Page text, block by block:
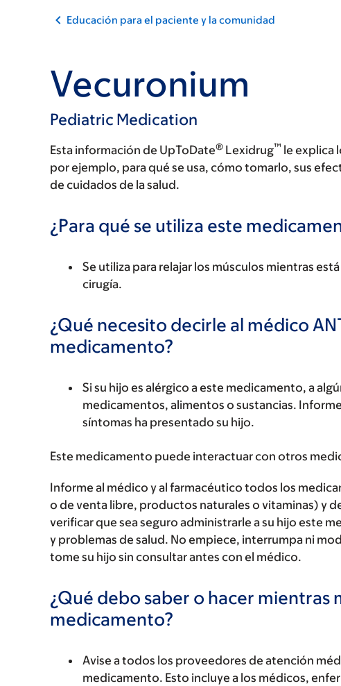
Educación para el paciente y la comunidad
Vecuronium
Pediatric Medication
Esta información de UpToDate® Lexidrug™ le explica
por ejemplo, para qué se usa, cómo tomarlo, sus
de cuidados de la salud.
¿Para qué se utiliza este
Se utiliza para relajar los músculos mientras
cirugía.
¿Qué necesito decirle al médico
medicamento?
Si su hijo es alérgico a este medicamento, a
medicamentos, alimentos o sustancias.
síntomas ha presentado su hijo.
Este medicamento puede interactuar con otros
Informe al médico y al farmacéutico todos los
o de venta libre, productos naturales o vitaminas) y
verificar que sea seguro administrarle a su hijo este
y problemas de salud. No empiece, interrumpa ni
tome su hijo sin consultar antes con el médico.
¿Qué debo saber o hacer mientras
medicamento?
Avise a todos los proveedores de atención
medicamento. Esto incluye a los médicos,